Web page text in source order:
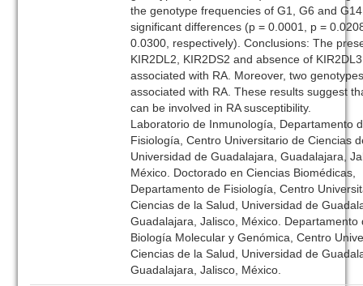
the genotype frequencies of G1, G6 and
significant differences (p = 0.0001, p =
0.0300, respectively). Conclusions: The
KIR2DL2, KIR2DS2 and absence of
associated with RA. Moreover, two
associated with RA. These results suggest
can be involved in RA susceptibility.
Laboratorio de Inmunología, Departamento
Fisiología, Centro Universitario de Ciencias
Universidad de Guadalajara, Guadalajara,
México. Doctorado en Ciencias Biomédicas,
Departamento de Fisiología, Centro
Ciencias de la Salud, Universidad de
Guadalajara, Jalisco, México. Departamento
Biología Molecular y Genómica, Centro
Ciencias de la Salud, Universidad de
Guadalajara, Jalisco, México.